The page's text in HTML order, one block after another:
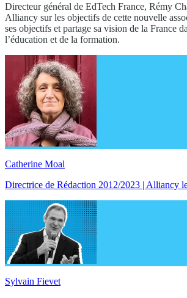
Directeur général de EdTech France, Rémy
Alliancy sur les objectifs de cette nouvelle
ses objectifs et partage sa vision de la France
l’éducation et de la formation.
Catherine Moal
Directrice de Rédaction 2012/2023 | Alliancy
Sylvain Fievet